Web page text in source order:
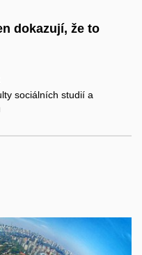
dokazují, že to
sociálních studií a